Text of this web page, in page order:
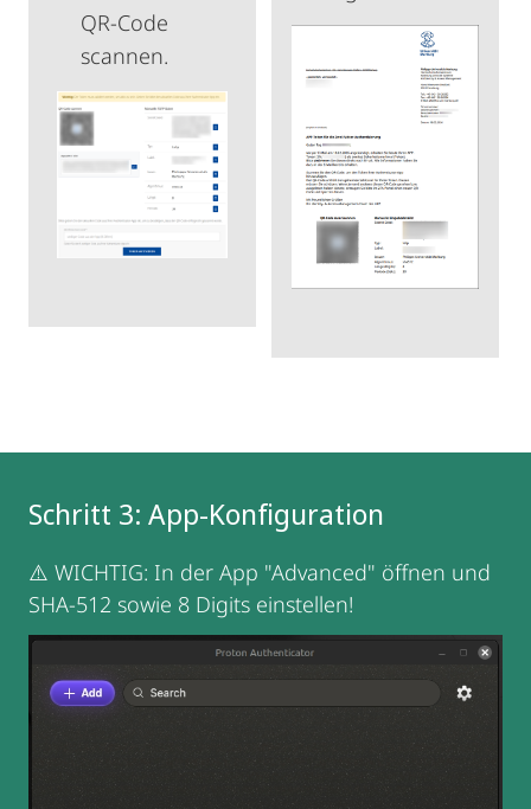
QR-Code
scannen.
Schritt 3: App-Konfiguration
⚠️ WICHTIG: In der App "Advanced" öffnen und
SHA-512 sowie 8 Digits einstellen!